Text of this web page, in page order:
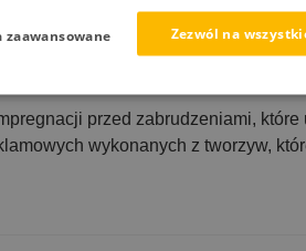
przed zabrudzeniami,
wykonanych z tworzyw,
Zezwól na